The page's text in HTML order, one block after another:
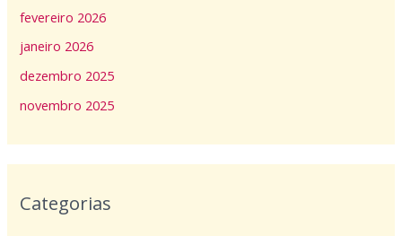
fevereiro 2026
janeiro 2026
dezembro 2025
novembro 2025
Categorias